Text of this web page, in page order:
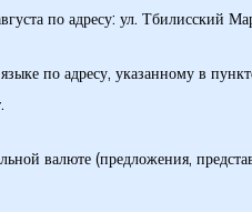
по адресу: ул. Тбилисский
по адресу, указанному в
валюте (предложения,